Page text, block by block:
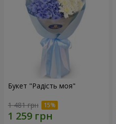
Букет "Радість моя"
1 481 грн